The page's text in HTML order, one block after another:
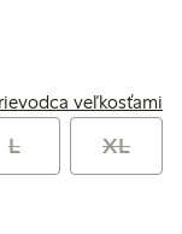
veľkosťami
L XL